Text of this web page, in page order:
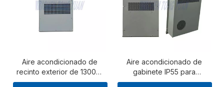
Aire acondicionado de
recinto exterior de 1300W
para gabinetes de
Aire acondicionado de
gabinete IP55 para
gabinetes de